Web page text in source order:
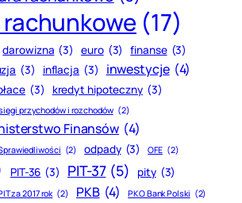
(17)
darowizna (3) euro (3) finanse (3)
(3) inflacja (3) inwestycje (4)
(3) kredyt hipoteczny (3)
przychodów i rozchodów (2)
Finansów (4)
(2) odpady (3) OFE (2)
PIT-36 (3) PIT-37 (5) pity (3)
za 2017 rok (2) PKB (4) PKO Bank Polski (2)